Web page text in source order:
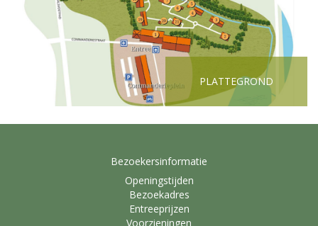
PLATTEGROND
Bezoekersinformatie
Openingstijden
Bezoekadres
Entreeprijzen
Voorzieningen